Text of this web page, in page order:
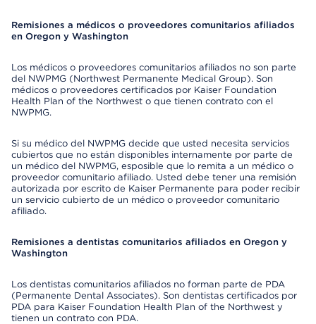
Remisiones a médicos o proveedores comunitarios afiliados
en Oregon y Washington
Los médicos o proveedores comunitarios afiliados no son parte
del NWPMG (Northwest Permanente Medical Group). Son
médicos o proveedores certificados por Kaiser Foundation
Health Plan of the Northwest o que tienen contrato con el
NWPMG.
Si su médico del NWPMG decide que usted necesita servicios
cubiertos que no están disponibles internamente por parte de
un médico del NWPMG, esposible que lo remita a un médico o
proveedor comunitario afiliado. Usted debe tener una remisión
autorizada por escrito de Kaiser Permanente para poder recibir
un servicio cubierto de un médico o proveedor comunitario
afiliado.
Remisiones a dentistas comunitarios afiliados en Oregon y
Washington
Los dentistas comunitarios afiliados no forman parte de PDA
(Permanente Dental Associates). Son dentistas certificados por
PDA para Kaiser Foundation Health Plan of the Northwest y
tienen un contrato con PDA.